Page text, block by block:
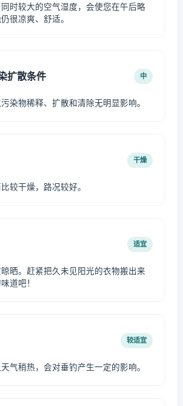
时较大的空气湿度，会使您在午后略
很凉爽、舒适。
扩散条件 中
染物稀释、扩散和清除无明显影响。
干燥
较干燥，路况较好。
适宜
晒。赶紧把久未见阳光的衣物搬出来
道吧！
较适宜
气稍热，会对垂钓产生一定的影响。